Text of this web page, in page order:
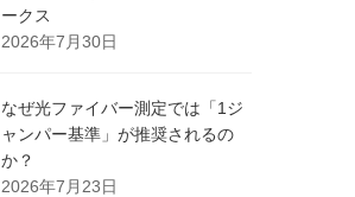
ークス
2026年7月30日
なぜ光ファイバー測定では「1ジ
ャンパー基準」が推奨されるの
か？
2026年7月23日